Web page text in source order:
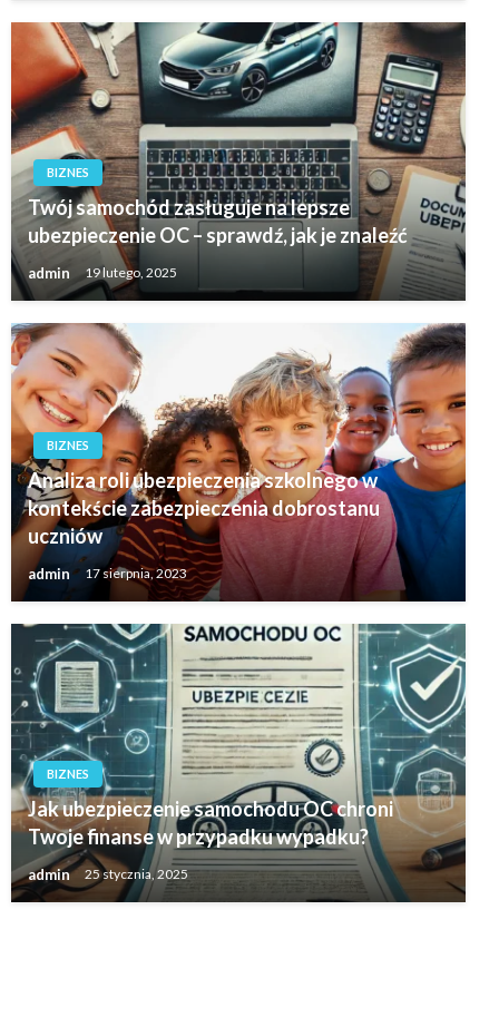
BIZNES
Twój samochód zasługuje na lepsze
ubezpieczenie OC – sprawdź, jak je znaleźć
admin 19 lutego, 2025
BIZNES
Analiza roli ubezpieczenia szkolnego w
kontekście zabezpieczenia dobrostanu
uczniów
admin 17 sierpnia, 2023
BIZNES
Jak ubezpieczenie samochodu OC chroni
Twoje finanse w przypadku wypadku?
admin 25 stycznia, 2025